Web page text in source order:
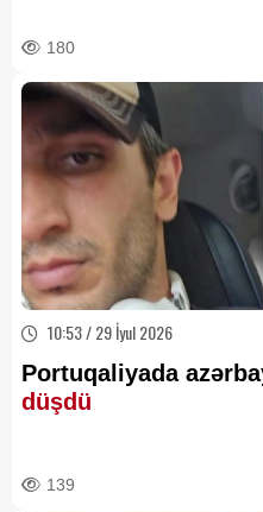
180
10:53 / 29 İyul 2026
Portuqaliyada
düşdü
139